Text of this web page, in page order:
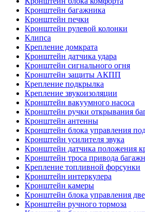
Кронштейн багажника
Кронштейн печки
Кронштейн рулевой колонки
Клипса
Крепление домкрата
Кронштейн датчика удара
Кронштейн сигнального огня
Кронштейн защиты АКПП
Крепление подкрылка
Крепление звукоизоляции
Кронштейн вакуумного насоса
Кронштейн ручки открывания
Кронштейн антенны
Кронштейн блока управления
Кронштейн усилителя звука
Кронштейн датчика положения
Кронштейн троса привода
Крепление топливной форсунки
Кронштейн интеркулера
Кронштейн камеры
Кронштейн блока управления
Кронштейн ручного тормоза